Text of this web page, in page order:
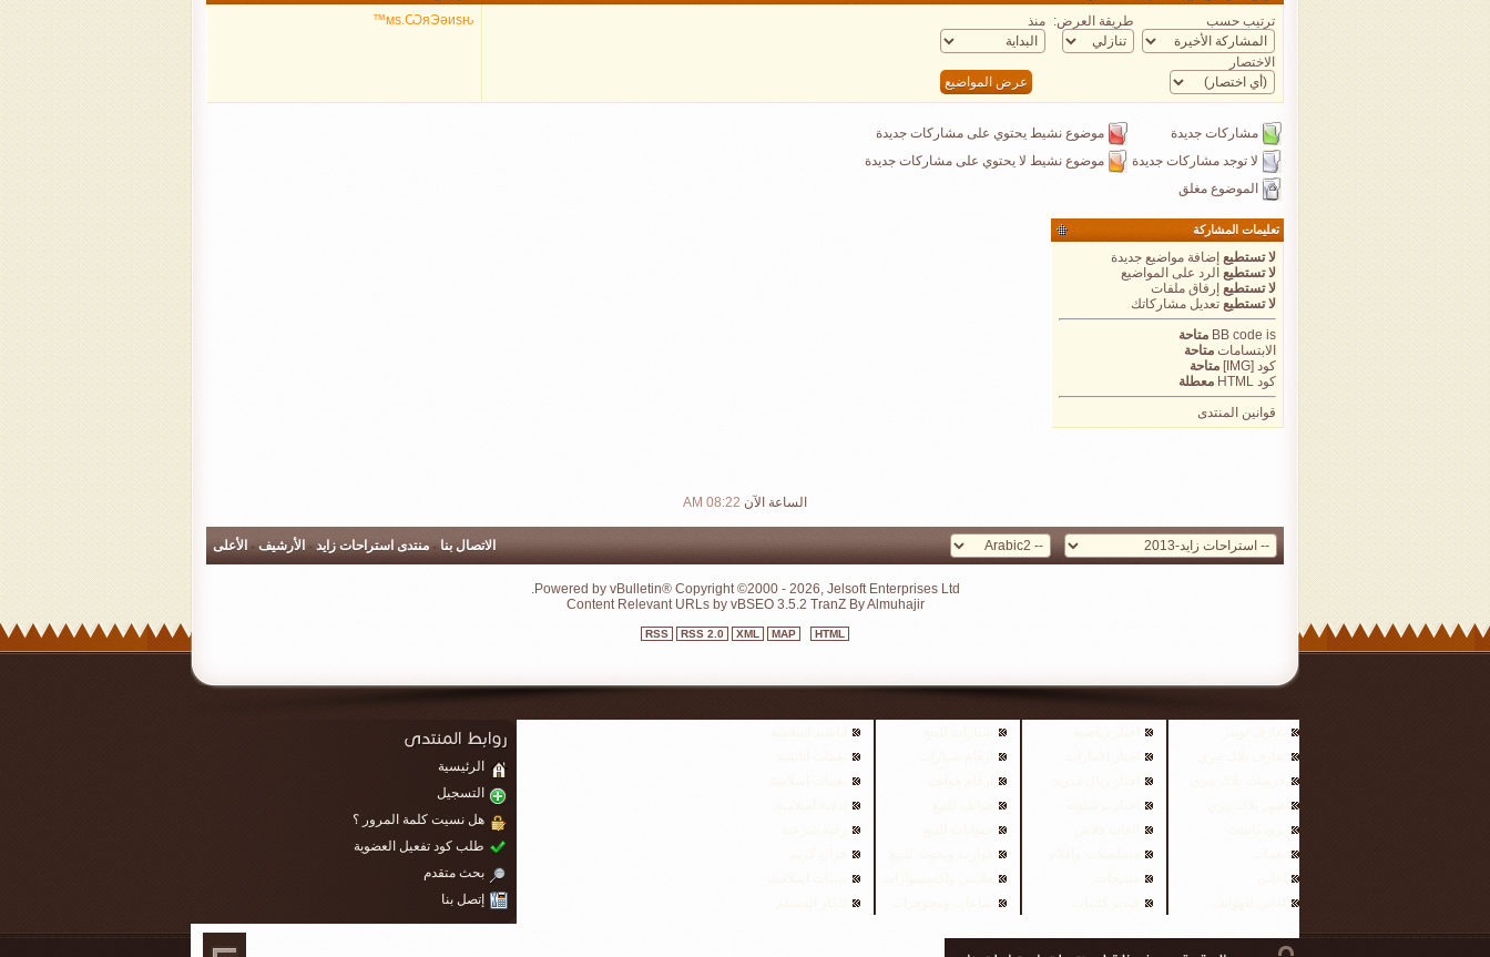
ترتيب حسب طريقة العرض: منذ
الاختصار
мѕ.ѠяЭǝиѕԋ™
مشاركات جديدة
موضوع نشيط يحتوي على مشاركات جديدة
لا توجد مشاركات جديدة
موضوع نشيط لا يحتوي على مشاركات جديدة
الموضوع مغلق
تعليمات المشاركة
لا تستطيع إضافة مواضيع جديدة
لا تستطيع الرد على المواضيع
لا تستطيع إرفاق ملفات
لا تستطيع تعديل مشاركاتك
BB code is
متاحة
الابتسامات متاحة
كود [IMG]
متاحة
كود HTML
معطلة
قوانين المنتدى
الساعة الآن 08:22 AM
الاتصال بنا- منتدى استراحات زايد- الأرشيف - الأعلى
Powered by vBulletin® Copyright ©2000 - 2026, Jelsoft Enterprises Ltd.
Content Relevant URLs by vBSEO3.5.2 TranZ By Almuhajir
RSS RSS 2.0 XML MAP HTML
الرئيسية
التسجيل
هل نسيت كلمة المرور ؟
طلب كود تفعيل العضوية
بحث متقدم
إتصل بنا